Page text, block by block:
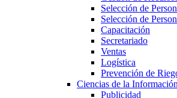
Selección de
Selección de
Capacitación
Secretariado
Ventas
Logística
Prevención de
Ciencias de la Información
Publicidad